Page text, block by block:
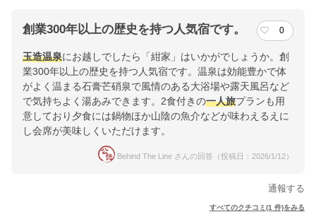
創業300年以上の歴史を持つ人気宿です。 0
玉造温泉にお越しでしたら「紺家」はいかがでしょうか。創
業300年以上の歴史を持つ人気宿です。温泉は効能豊かで体
がよく温まる石膏芒硝泉で風情のある大浴場や露天風呂など
で気持ちよく湯あみできます。2食付きの一人旅プランも用
意しており夕食には鍋物ほか山陰の魚介などが味わえるえに
し会席が美味しくいただけます。
Behind The Line さんの回答（投稿日：2026/1/12）
通報する
すべてのクチコミ(1 件)をみる